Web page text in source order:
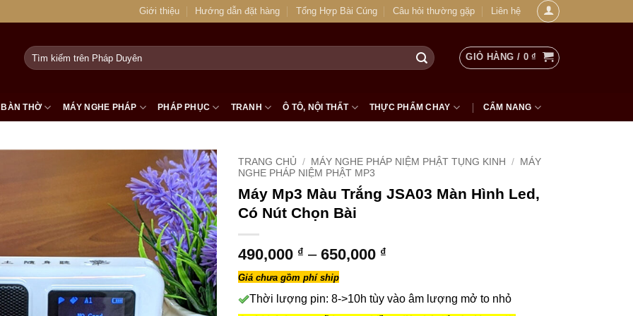
Giới thiệu Hướng dẫn đặt hàng Tổng Hợp Bài Cúng Câu hỏi thường gặp Liên hệ
Tìm
kiếm:
GIỎ HÀNG / 0₫
BÀN THỜ MÁY NGHE PHÁP PHÁP PHỤC TRANH Ô TÔ, NỘI THẤT THỰC PHẨM CHAY CẨM NANG
TRANG CHỦ / MÁY NGHE PHÁP NIỆM PHẬT TỤNG KINH /
MÁY
NGHE PHÁP NIỆM PHẬT MP3
Máy Mp3 Màu Trắng JSA03 Màn Hình Led,
Có Nút Chọn Bài
490,000 ₫ – 650,000 ₫Khoảng
490,000 ₫
Giá chưa gồm phí ship
Thời lượng pin: 8->10h tùy vào âm lượng mở to nhỏ